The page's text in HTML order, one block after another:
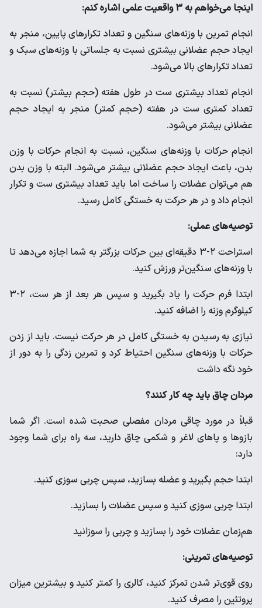
اینجا می‌خواهم به ۳ واقعیت علمی اشاره کنم:
انجام تمرین با وزنه‌های سنگین و تعداد تکرارهای پایین، منجر به
ایجاد حجم عضلانی بیشتری نسبت به جلساتی با وزنه‌های سبک و
تعداد تکرارهای بالا می‌شود.
انجام تعداد بیشتری ست در طول هفته (حجم بیشتر) نسبت به
تعداد کمتری ست در هفته (حجم کمتر) منجر به ایجاد حجم
عضلانی بیشتر می‌شود.
انجام حرکات با وزنه‌های سنگین، نسبت به انجام حرکات با وزن
بدن، باعث ایجاد حجم عضلانی بیشتر می‌شود. البته با وزن بدن
هم می‌توان عضلات را ساخت اما باید تعداد بیشتری ست و تکرار
انجام داد و در هر حرکت به خستگی کامل رسید.
توصیه‌های عملی:
استراحت ۲-۳ دقیقه‌ای بین حرکات بزرگتر به شما اجازه می‌دهد تا
با وزنه‌های سنگین‌تر ورزش کنید.
ابتدا فرم حرکت را یاد بگیرید و سپس هر بعد از هر ست، ۲-۳
کیلوگرم وزنه را اضافه کنید.
نیازی به رسیدن به خستگی کامل در هر حرکت نیست. باید از زدن
حرکات با وزنه‌های سنگین احتیاط کرد و تمرین زدگی را به دور از
خود نگه داشت
مردان چاق باید چه کار کنند؟
قبلاً در مورد چاقی مردان مفصلی صحبت شده است. اگر شما
بازوها و پاهای لاغر و شکمی چاق دارید، سه راه برای شما وجود
دارد:
ابتدا حجم بگیرید و عضله بسازید، سپس چربی سوزی کنید.
ابتدا چربی سوزی کنید و سپس عضلات را بسازید.
هم‌زمان عضلات خود را بسازید و چربی را سوزانید
توصیه‌های تمرینی:
روی قوی‌تر شدن تمرکز کنید، کالری را کمتر کنید و بیشترین میزان
پروتئین را مصرف کنید.